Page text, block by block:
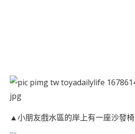
▲小朋友戲水區的岸上有一座沙發椅